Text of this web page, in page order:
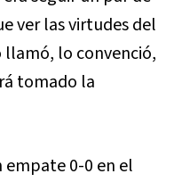
ver las virtudes del
lo convenció,
tomado la
0-0 en el